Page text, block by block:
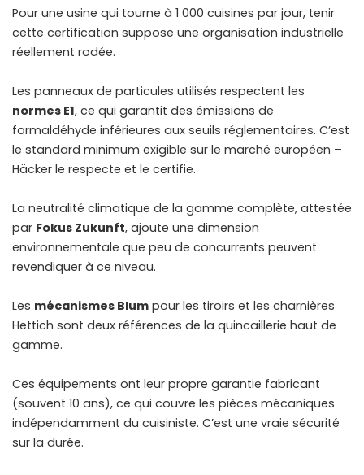
Pour une usine qui tourne à 1 000 cuisines par jour, tenir
cette certification suppose une organisation industrielle
réellement rodée.
Les panneaux de particules utilisés respectent les
normes E1, ce qui garantit des émissions de
formaldéhyde inférieures aux seuils réglementaires. C’est
le standard minimum exigible sur le marché européen –
Häcker le respecte et le certifie.
La neutralité climatique de la gamme complète, attestée
par Fokus Zukunft, ajoute une dimension
environnementale que peu de concurrents peuvent
revendiquer à ce niveau.
Les mécanismes Blum pour les tiroirs et les charnières
Hettich sont deux références de la quincaillerie haut de
gamme.
Ces équipements ont leur propre garantie fabricant
(souvent 10 ans), ce qui couvre les pièces mécaniques
indépendamment du cuisiniste. C’est une vraie sécurité
sur la durée.